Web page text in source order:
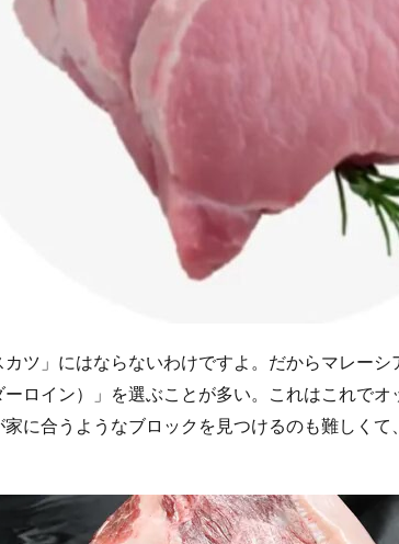
カツ」にはならないわけですよ。だからマレー
ーロイン）」を選ぶことが多い。これはこれで
に合うようなブロックを見つけるのも難しく